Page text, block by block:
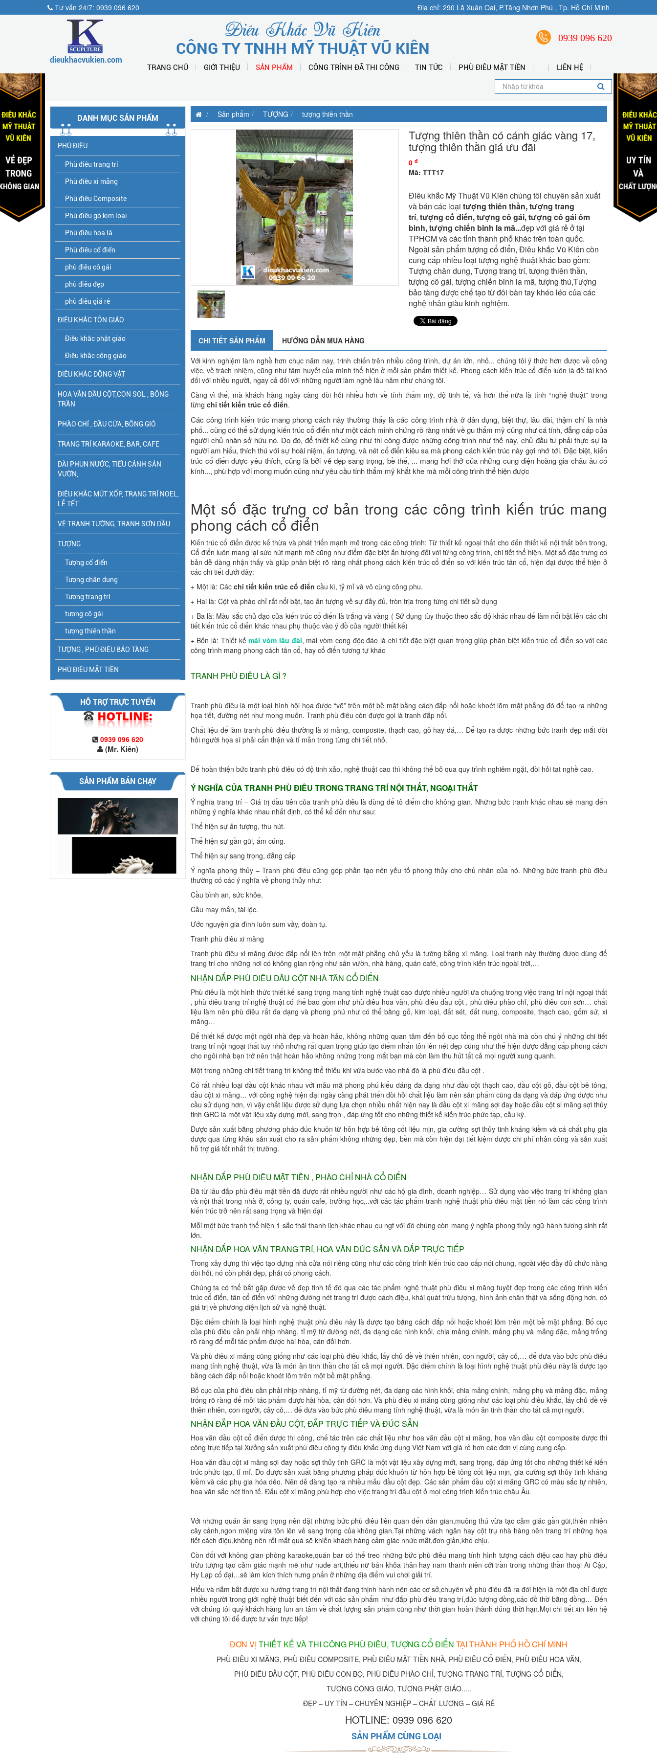
Tư vấn 24/7: 0939 096 620 Địa chỉ: 290 Lã Xuân Oai, P.Tăng Nhơn Phú , Tp. Hồ Chí Minh
dieukhacvukien.com
Điêu Khắc Vũ Kiên
CÔNG TY TNHH MỸ THUẬT VŨ KIÊN
0939 096 620
TRANG CHỦ GIỚI THIỆU SẢN PHẨM CÔNG TRÌNH ĐÃ THI CÔNG TIN TỨC PHÙ ĐIÊU MẶT TIỀN LIÊN HỆ
DANH MỤC SẢN PHẨM
PHÙ ĐIÊU
Phù điêu trang trí
Phù điêu xi măng
Phù điêu Composite
Phù điêu gò kim loại
Phù điêu hoa lá
Phù điêu cổ điển
phù điêu cô gái
phù điêu đẹp
phù điêu giá rẻ
ĐIÊU KHẮC TÔN GIÁO
Điêu khắc phật giáo
Điêu khắc công giáo
ĐIÊU KHẮC ĐỘNG VẬT
HOA VĂN ĐẦU CỘT,CON SOL , BÔNG
TRẦN
PHÀO CHỈ , ĐẦU CỬA, BÔNG GIÓ
TRANG TRÍ KARAOKE, BAR, CAFE
ĐÀI PHUN NƯỚC, TIỂU CẢNH SÂN
VƯỜN,
ĐIÊU KHẮC MÚT XỐP, TRANG TRÍ NOEL,
LỄ TẾT
VẼ TRANH TƯỜNG, TRANH SƠN DẦU
TƯỢNG
Tượng cổ điển
Tượng chân dung
Tượng trang trí
tượng cô gái
tượng thiên thần
TƯỢNG , PHÙ ĐIÊU BẢO TÀNG
PHÙ ĐIÊU MẶT TIỀN
HỖ TRỢ TRỰC TUYẾN
0939 096 620
(Mr. Kiên)
SẢN PHẨM BÁN CHẠY
điêu khắc con ngựa 11, xưởng sản
xuất và thi công tượng con ...
điêu khắc con ngựa 20, xưởng thi
điêu khắc con ngưa 19, công ty điêu
Sản phẩm TƯỢNG tượng thiên thần
Tượng thiên thần có cánh giác vàng 17,
tượng thiên thần giá ưu đãi
0 đ
Mã: TTT17
Điêu khắc Mỹ Thuật Vũ Kiên chúng tôi chuyên sản xuất
và bán các loại tượng thiên thần,tượng trang
trí, tượng cố điển, tượng cô gái, tượng cô gái ôm
bình, tượng chiến binh la mã...đẹp với giá rẻ ở tại
TPHCM và các tỉnh thành phố khác trên toàn quốc.
Ngoài sản phẩm tượng cổ điển, Điêu khắc Vũ Kiên còn
cung cấp nhiều loại tượng nghệ thuật khác bao gồm:
Tượng chân dung, Tượng trang trí, tượng thiên thần,
tượng cô gái, tượng chiến binh la mã, tượng thú,Tượng
bảo tàng được chế tạo từ đôi bàn tay khéo léo của các
nghệ nhân giàu kinh nghiệm.
CHI TIẾT SẢN PHẨM HƯỚNG DẪN MUA HÀNG
Với kinh nghiệm làm nghề hơn chục năm nay, trinh chiến trên nhiều công trình, dự án lớn, nhỏ... chúng tôi ý thức hơn được về công
việc, về trách nhiệm, cũng như tâm huyết của mình thể hiện ở mỗi sản phẩm thiết kế. Phong cách kiến trúc cổ điển luôn là đề tài khó
đối với nhiều người, ngay cả đối với những người làm nghề lâu năm như chúng tôi.
Càng vì thế, mà khách hàng ngày càng đòi hỏi nhiều hơn về tính thẩm mỹ, độ tinh tế, và hơn thế nữa là tính “nghệ thuật” trong
từng chi tiết kiến trúc cổ điển.
Các công trình kiến trúc mang phong cách này thường thấy là các công trình nhà ở dân dụng, biệt thự, lâu đài, thậm chí là nhà
phố... cũng có thể sử dụng kiến trúc cổ điển như một cách minh chứng rõ ràng nhất về gu thẩm mỹ cũng như cá tính, đẳng cấp của
người chủ nhân sở hữu nó. Do đó, để thiết kế cũng như thi công được những công trình như thế này, chủ đầu tư phải thực sự là
người am hiểu, thích thú với sự hoài niệm, ấn tượng, và nét cổ điển kiêu sa mà phong cách kiến trúc này gợi nhớ tới. Đặc biệt, kiến
trúc cổ điển được yêu thích, cũng là bởi vẻ đẹp sang trọng, bề thế, ... mang hơi thở của những cung điện hoàng gia châu âu cổ
kính..., phù hợp với mong muốn cũng như yêu cầu tính thẩm mỹ khắt khe mà mỗi công trình thể hiện được
Một số đặc trưng cơ bản trong các công trình kiến trúc mang
phong cách cổ điển
Kiến trúc cổ điển được kế thừa và phát triển mạnh mẽ trong các công trình: Từ thiết kế ngoại thất cho đến thiết kế nội thất bên trong,
Cổ điển luôn mang lại sức hút mạnh mẽ cũng như điểm đặc biệt ấn tượng đối với từng công trình, chi tiết thể hiện. Một số đặc trưng cơ
bản dễ dàng nhận thấy và giúp phân biệt rõ ràng nhất phong cách kiến trúc cổ điển so với kiến trúc tân cổ, hiện đại được thể hiện ở
các chi tiết dưới đây:
+ Một là: Các chi tiết kiến trúc cổ điển cầu kì, tỷ mỉ và vô cùng công phu.
+ Hai là: Cột và phào chỉ rất nổi bật, tạo ấn tượng về sự đầy đủ, tròn trịa trong từng chi tiết sử dụng
+ Ba là: Màu sắc chủ đạo của kiến trúc cổ điển là trắng và vàng ( Sử dụng tùy thuộc theo sắc độ khác nhau để làm nổi bật lên các chi
tiết kiến trúc cổ điển khác nhau phụ thuộc vào ý đồ của người thiết kế)
+ Bốn là: Thiết kếmái vòm lâu đài, mái vòm cong độc đáo là chi tiết đặc biệt quan trọng giúp phân biệt kiến trúc cổ điển so với các
công trình mang phong cách tân cổ, hay cổ điển tương tự khác
TRANH PHÙ ĐIÊU LÀ GÌ ?
Tranh phù điêu là một loại hình hội họa được “vẽ” trên một bề mặt bằng cách đắp nổi hoặc khoét lõm mặt phẳng đó để tạo ra những
họa tiết, đường nét như mong muốn. Tranh phù điêu còn được gọi là tranh đắp nổi.
Chất liệu để làm tranh phù điêu thường là xi măng, composite, thạch cao, gỗ hay đá,… Để tạo ra được những bức tranh đẹp mắt đòi
hỏi người họa sĩ phải cẩn thận và tỉ mẫn trong từng chi tiết nhỏ.
Để hoàn thiện bức tranh phù điêu có độ tinh xảo, nghệ thuật cao thì không thể bỏ qua quy trình nghiêm ngặt, đòi hỏi tat nghề cao.
Ý NGHĨA CỦA TRANH PHÙ ĐIÊU TRONG TRANG TRÍ NỘI THẤT, NGOẠI THẤT
Ý nghĩa trang trí – Giá trị đầu tiên của tranh phù điêu là dùng để tô điểm cho không gian. Những bức tranh khác nhau sẽ mang đến
những ý nghĩa khác nhau nhất định, có thể kể đến như sau:
Thể hiện sự ấn tượng, thu hút.
Thể hiện sự gần gũi, ấm cúng.
Thể hiện sự sang trọng, đẳng cấp
Ý nghĩa phong thủy – Tranh phù điêu cũng góp phần tạo nên yếu tố phong thủy cho chủ nhân của nó. Những bức tranh phù điêu
thường có các ý nghĩa về phong thủy như:
Cầu bình an, sức khỏe.
Cầu may mắn, tài lộc.
Ước nguyện gia đình luôn sum vầy, đoàn tụ.
Tranh phù điêu xi măng
Tranh phù điêu xi măng được đắp nổi lên trên một mặt phẳng chủ yếu là tường bằng xi măng. Loại tranh này thường được dùng để
trang trí cho những nơi có không gian rộng như sân vườn, nhà hàng, quán café, công trình kiến trúc ngoài trời,…
NHẬN ĐẮP PHÙ ĐIÊU ĐẦU CỘT NHÀ TÂN CỔ ĐIỂN
Phù điêu là một hình thức thiết kế sang trọng mang tính nghệ thuật cao được nhiều người ưa chuộng trong việc trang trí nội ngoại thất
, phù điêu trang trí nghệ thuật có thể bao gồm như phù điêu hoa văn, phù điêu đầu cột , phù điêu phào chỉ, phù điêu con sơn… chất
liệu làm nên phù điêu rất đa dạng và phong phú như có thể bằng gỗ, kim loại, đất sét, đất nung, composite, thạch cao, gốm sứ, xi
măng…
Để thiết kế được một ngôi nhà đẹp và hoàn hảo, không những quan tâm đến bố cục tổng thể ngôi nhà mà còn chú ý những chi tiết
trang trí nội ngoại thất tuy nhỏ nhưng rất quan trọng giúp tạo điểm nhấn tôn lên nét đẹp cũng như thể hiện được đẳng cấp phong cách
cho ngôi nhà bạn trở nên thật hoàn hảo không những trong mắt bạn mà còn làm thu hút tất cả mọi người xung quanh.
Một trong những chi tiết trang trí không thể thiếu khi vừa bước vào nhà đó là phù điêu đầu cột .
Có rất nhiều loại đầu cột khác nhau với mẫu mã phong phú kiểu dáng đa dạng như đầu cột thạch cao, đầu cột gỗ, đầu cột bê tông,
đầu cột xi măng… với công nghệ hiện đại ngày càng phát triển đòi hỏi chất liệu làm nên sản phẩm cũng đa dạng và đáp ứng được nhu
cầu sử dụng hơn, vì vậy chất liệu được sử dụng lựa chọn nhiều nhất hiện nay là đầu cột xi măng sợi đay hoặc đầu cột si măng sợi thủy
tinh GRC là một vật liệu xây dựng mới, sang trọn , đáp ứng tốt cho những thiết kế kiến trúc phức tạp, cầu kỳ.
Được sản xuất bằng phương pháp đúc khuôn từ hỗn hợp bê tông cốt liệu mịn, gia cường sợi thủy tinh kháng kiềm và cá chất phụ gia
được qua từng khâu sản xuất cho ra sản phẩm không những đẹp, bền mà còn hiện đại tiết kiệm được chi phí nhân công và sản xuất
hỗ trợ giá tốt nhất thị trường.
NHẬN ĐẮP PHÙ ĐIÊU MẶT TIỀN , PHÀO CHỈ NHÀ CỔ ĐIỂN
Đã từ lâu đắp phù điêu mặt tiền đã được rất nhiều người như các hộ gia đình, doanh nghiệp… Sử dụng vào việc trang trí không gian
và nội thất trong nhà ở, công ty, quán cafe, trường học,..với các tác phẩm tranh nghệ thuật phù điêu mặt tiền nó làm các công trình
kiến trúc trở nên rất sang trọng và hiện đại
Mỗi một bức tranh thể hiện 1 sắc thái thanh lịch khác nhau cu ngf với đó chúng còn mang ý nghĩa phong thủy ngũ hành tương sinh rất
lớn.
NHẬN ĐẮP HOA VĂN TRANG TRÍ, HOA VĂN ĐÚC SẴN VÀ ĐẮP TRỰC TIẾP
Trong xây dựng thì việc tạo dựng nhà cửa nói riêng cũng như các công trình kiến trúc cao cấp nói chung, ngoài việc đầy đủ chức năng
đòi hỏi, nó còn phải đẹp, phải có phong cách.
Chúng ta có thể bắt gặp được vẻ đẹp tinh tế đó qua các tác phẩm nghệ thuật phù điêu xi măng tuyệt đẹp trong các công trình kiến
trúc cổ điển, tân cổ điển với những đường nét trang trí được cách điệu, khái quát trừu tượng, hình ảnh chân thật và sống động hơn, có
giá trị về phương diện lịch sử và nghệ thuật.
Đặc điểm chính là loại hình nghệ thuật phù điêu này là được tạo bằng cách đắp nổi hoặc khoét lõm trên một bề mặt phẳng. Bố cục
của phù điêu cần phải nhịp nhàng, tỉ mỹ từ đường nét, đa dạng các hình khối, chia mảng chính, mảng phụ và mảng đặc, mảng trống
rõ ràng để mỗi tác phẩm được hài hòa, cân đối hơn.
Và phù điêu xi măng cũng giống như các loại phù điêu khắc, lấy chủ đề về thiên nhiên, con người, cây cỏ,… để đưa vào bức phù điêu
mang tính nghệ thuật, vừa là món ăn tinh thần cho tất cả mọi người. Đặc điểm chính là loại hình nghệ thuật phù điêu này là được tạo
bằng cách đắp nổi hoặc khoét lõm trên một bề mặt phẳng.
Bố cục của phù điêu cần phải nhịp nhàng, tỉ mỹ từ đường nét, đa dạng các hình khối, chia mảng chính, mảng phụ và mảng đặc, mảng
trống rõ ràng để mỗi tác phẩm được hài hòa, cân đối hơn. Và phù điêu xi măng cũng giống như các loại phù điêu khắc, lấy chủ đề về
thiên nhiên, con người, cây cỏ,… để đưa vào bức phù điêu mang tính nghệ thuật, vừa là món ăn tinh thần cho tất cả mọi người.
NHẬN ĐẮP HOA VĂN ĐẦU CỘT, ĐẮP TRỰC TIẾP VÀ ĐÚC SẴN
Hoa văn đầu cột cổ điển được thi công, chế tác trên các chất liệu như hoa văn đầu cột xi măng, hoa văn đầu cột composite được thi
công trực tiếp tại Xưởng sản xuất phù điêu công ty điêu khắc ứng dụng Việt Nam với giá rẻ hơn các đơn vị cùng cung cấp.
Hoa văn đầu cột xi măng sợi đay hoặc sợi thủy tinh GRC là một vật liệu xây dựng mới, sang trọng, đáp ứng tốt cho những thiết kế kiến
trúc phức tạp, tỉ mỉ. Do được sản xuất bằng phương pháp đúc khuôn từ hỗn hợp bê tông cốt liệu mịn, gia cường sợi thủy tinh kháng
kiềm và các phụ gia hóa dẻo. Nên dễ dàng tạo ra nhiều mẫu đầu cột đẹp. Các sản phẩm đầu cột xi măng GRC có màu sắc tự nhiên,
hoa văn sắc nét tinh tế. Đấu cột xi măng phù hợp cho việc trang trí đầu cột ở mọi công trình kiến trúc châu Âu.
Với những quán ăn sang trọng nên đặt những bức phù điêu liên quan đến dân gian,muông thú vừa tạo cảm giác gần gũi,thiên nhiên
cây cảnh,ngon miệng vừa tôn lên vẻ sang trọng của không gian.Tại những vách ngăn hay cột trụ nhà hàng nên trang trí những họa
tiết cách điệu,không nên rối mắt quá sẽ khiến khách hàng cảm giác nhức mắt,đơn giản,khó chịu.
Còn đối với không gian phòng karaoke,quán bar có thể treo những bức phù điêu mang tính hình tượng cách điệu cao hay phù điêu
trừu tượng tạo cảm giác mạnh mẽ như nude art,thiếu nữ bán khỏa thân hay nam thanh niên cởi trần trong những thần thoại Ai Cập,
Hy Lạp cổ đại…sẽ làm kích thích hưng phấn ở những địa điểm vui chơi giải trí.
Hiểu và nắm bắt được xu hướng trang trí nội thất đang thịnh hành nên các cơ sở,chuyên về phù điêu đã ra đời hiện là một địa chỉ được
nhiều người trong giới nghệ thuật biết đến với các sản phẩm như đắp phù điêu trang trí,đúc tượng đồng,các đồ thờ bằng đồng… Đến
với chúng tôi quý khách hàng lun an tâm về chất lượng sản phẩm cũng như thời gian hoàn thành đúng thời hạn.Mọi chi tiết xin liên hệ
với chúng tôi để được tư vấn trực tiếp!
ĐƠN VỊ THIẾT KẾ VÀ THI CÔNG PHÙ ĐIÊU, TƯỢNG CỔ ĐIỂNTẠI THÀNH PHỐ HỒ CHÍ MINH
PHÙ ĐIÊU XI MĂNG, PHÙ ĐIÊU COMPOSITE, PHÙ ĐIÊU MẶT TIỀN NHÀ, PHÙ ĐIÊU CỔ ĐIỂN, PHÙ ĐIÊU HOA VĂN,
PHÙ ĐIÊU ĐẦU CỘT, PHÙ ĐIÊU CON BỌ, PHÙ ĐIÊU PHÀO CHỈ, TƯỢNG TRANG TRÍ, TƯỢNG CỔ ĐIỂN,
TƯỢNG CÔNG GIÁO, TƯỢNG PHẬT GIÁO.....
ĐẸP – UY TÍN – CHUYÊN NGHIỆP – CHẤT LƯỢNG – GIÁ RẺ
HOTLINE: 0939 096 620
SẢN PHẨM CÙNG LOẠI